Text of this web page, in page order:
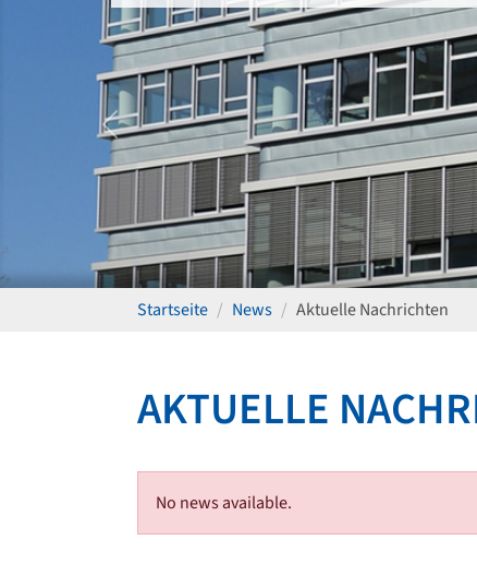
zurück
Startseite News Aktuelle Nachrichten
AKTUELLE
No news available.